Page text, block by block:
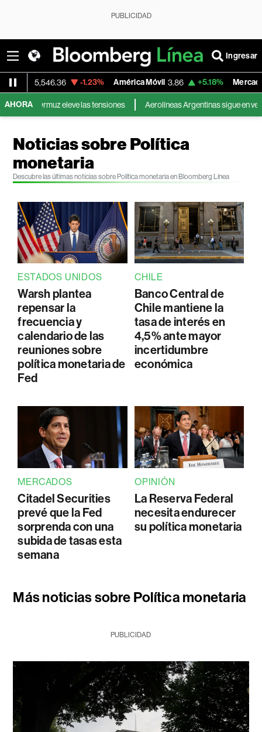
PUBLICIDAD
Ingresar
-1.23% América Móvil 3.86 +5.18% MercadoLibre 1,824.26
AHORA
las tensiones Aerolíneas Argentinas sigue en verde y pagará el
Noticias sobre Política
monetaria
Descubre las últimas noticias sobre Política monetaria en Bloomberg Línea
ESTADOS UNIDOS
Warsh plantea
repensar la
frecuencia y
calendario de las
reuniones sobre
política monetaria de
Fed
CHILE
Banco Central de
Chile mantiene la
tasa de interés en
4,5% ante mayor
incertidumbre
económica
MERCADOS
Citadel Securities
prevé que la Fed
sorprenda con una
subida de tasas esta
semana
OPINIÓN
La Reserva Federal
necesita endurecer
su política monetaria
Más noticias sobre Política monetaria
PUBLICIDAD